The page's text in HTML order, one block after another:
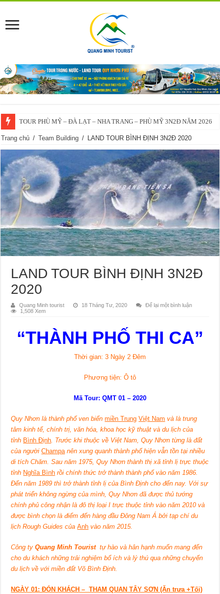
TOUR PHÙ MỸ – ĐÀ LẠT – NHA TRANG – PHÙ MỸ 3N2Đ NĂM 2026
VĨNH THẠNH – ĐÀ LẠT – NHA TRANG – VĨNH THẠNH 3N2Đ – 2025
Trang chủ / Team Building / LAND TOUR BÌNH ĐỊNH 3N2Đ 2020
LAND TOUR BÌNH ĐỊNH 3N2Đ
2020
Quang Minh tourist 18 Tháng Tư, 2020
Để lại một bình luận
1,508 Xem
“THÀNH PHỐ THI CA”
Thời gian: 3 Ngày 2 Đêm
Phương tiện: Ô tô
Mã Tour: QMT 01 – 2020
Quy Nhơn là thành phố ven biểnmiền Trung Việt Nam và là trung
tâm kinh tế, chính trị, văn hóa, khoa học kỹ thuật và du lịch của
tỉnh Bình Định. Trước khi thuộc về Việt Nam, Quy Nhơn từng là đất
của ngườiChampanên xung quanh thành phố hiện vẫn tồn tại nhiều
di tích Chăm. Sau năm 1975, Quy Nhơn thành thị xã tỉnh lị trực thuộc
tỉnh Nghĩa Bình rồi chính thức trở thành thành phố vào năm 1986.
Đến năm 1989 thì trở thành tỉnh lị của Bình Định cho đến nay. Với sự
phát triển không ngừng của mình, Quy Nhơn đã được thủ tướng
chính phủ công nhận là đô thị loại I trực thuộc tỉnh vào năm 2010 và
được bình chọn là điểm đến hàng đầu Đông Nam Á bởi tạp chí du
lịchRough Guides củaAnh vào năm 2015.
Công tyQuang Minh Tourist tự hào và hân hạnh muốn mang đến
cho du khách những trải nghiệm bổ ích và lý thú qua những chuyến
du lịch về với miền đất Võ Bình Định.
NGÀY 01: ĐÓN KHÁCH – THAM QUAN TÂY SƠN (Ăn trưa +Tối)